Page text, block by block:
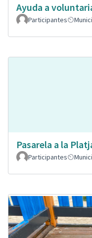
Ayuda a
Participantes
Pasarela a la
Participantes